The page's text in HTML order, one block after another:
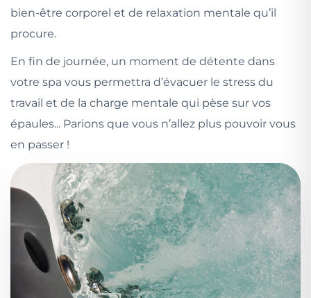
bien-être corporel et de relaxation mentale qu’il
procure.
En fin de journée, un moment de détente dans
votre spa vous permettra d’évacuer le stress du
travail et de la charge mentale qui pèse sur vos
épaules... Parions que vous n’allez plus pouvoir vous
en passer !